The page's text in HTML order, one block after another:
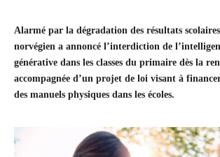
Alarmé par la dégradation des résultats
norvégien a annoncé l’interdiction de
générative dans les classes du primaire dès la
accompagnée d’un projet de loi visant à
des manuels physiques dans les écoles.